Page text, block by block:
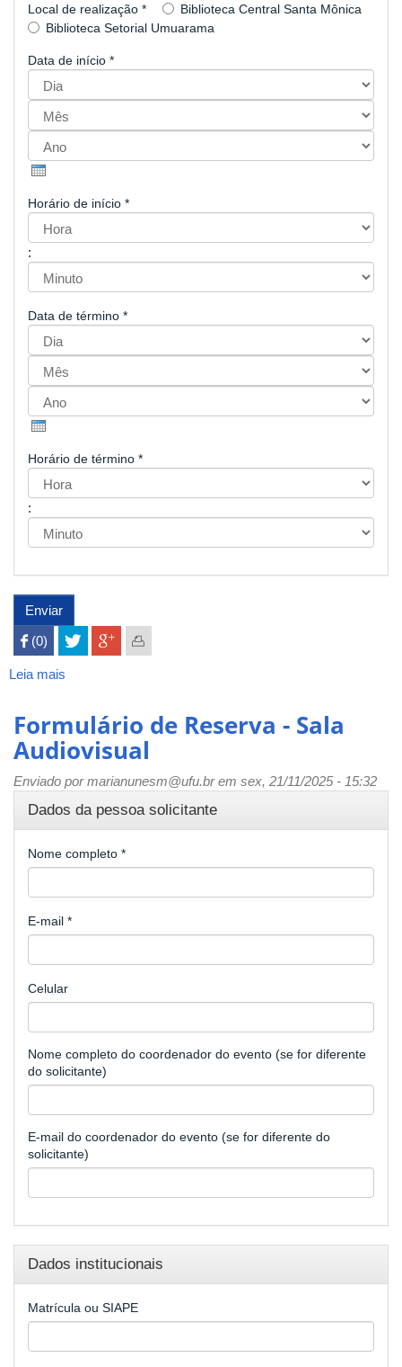
Local de realização *
Biblioteca Central Santa Mônica
Biblioteca Setorial Umuarama
Data de início *
Dia
Mês
Ano
Horário de início *
Hora
:
Data de término *
Dia
Mês
Ano
Horário de término *
Hora
:
Enviar
 (0)
Leia mais
Reserva
-
Multiuso
e
Formulário de Reserva - Sala
Audiovisual
Enviado pormarianunesm@ufu.brem sex, 21/11/2025 - 15:32
Dados da pessoa solicitante
Nome completo *
E-mail *
Celular
Nome completo do coordenador do evento (se for diferente
do solicitante)
E-mail do coordenador do evento (se for diferente do
solicitante)
Dados institucionais
Matrícula ou SIAPE